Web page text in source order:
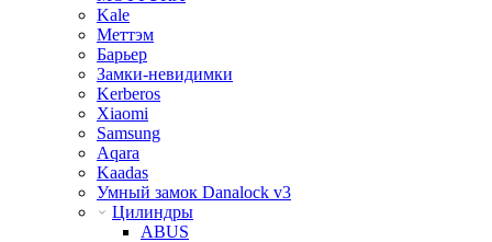
Kale
Меттэм
Барьер
Замки-невидимки
Kerberos
Xiaomi
Samsung
Aqara
Kaadas
Умный замок Danalock v3
Цилиндры
ABUS